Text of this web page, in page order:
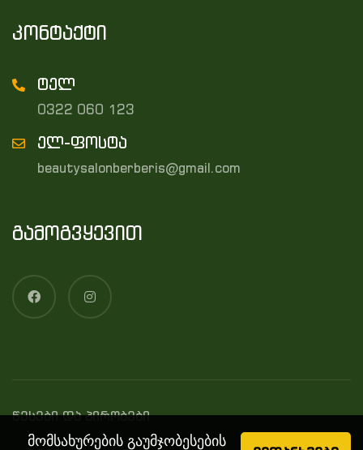
კონტაქტი
ტელ
0322 060 123
ელ-ფოსტა
beautysalonberberis@gmail.com
გამოგვყევით
წესები და პირობები
მომსახურების გაუმჯობესების